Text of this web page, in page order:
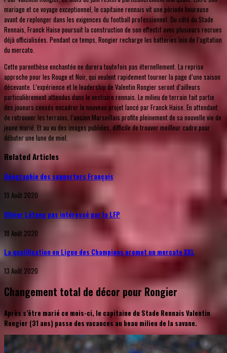
mariage et ce voyage exceptionnel, le capitaine rennais vit une période heureuse
avant de replonger dans les exigences du football professionnel. Du côté du Stade
Rennais, Franck Haise poursuit la construction de son effectif avec plusieurs recrues
déjà officialisées. Pendant ce temps, Rongier recharge les batteries loin de l’agitation
du mercato.
Cette parenthèse enchantée ne durera toutefois pas éternellement. La reprise
approche pour les Rouge et Noir, qui veulent rapidement tourner la page d’une saison
décevante. L’expérience et le leadership de Valentin Rongier seront d’ailleurs
particulièrement attendus dans le vestiaire rennais. Le milieu de terrain fait partie
des joueurs censés encadrer le nouveau projet lancé par Franck Haise. En attendant
de retrouver les terrains, l’ancien Marseillais profite pleinement de sa nouvelle vie de
jeune marié. Et au vu des images publiées, difficile de trouver meilleur cadre pour
débuter une lune de miel.
Related Articles
Géographie des supporters Français
19 Août 2020
Olivier Létang pas intéressé par la LFP
18 Août 2020
La qualification en Ligue des Champions promet un mercato XXL
13 Août 2020
Changement total de décor pour Rongier
Après s’être marié ce mois-ci, le capitaine du Stade Rennais Valentin
Rongier (31 ans) passe des vacances au beau milieu de la savane.